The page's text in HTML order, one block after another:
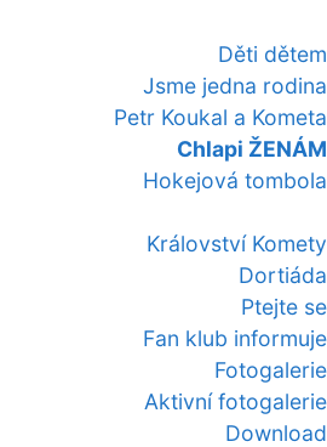
Děti dětem
Jsme jedna rodina
Petr Koukal a Kometa
Chlapi ŽENÁM
Hokejová tombola
Království Komety
Dortiáda
Ptejte se
Fan klub informuje
Fotogalerie
Aktivní fotogalerie
Download